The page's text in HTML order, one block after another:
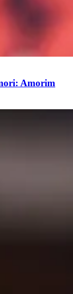
Amorim